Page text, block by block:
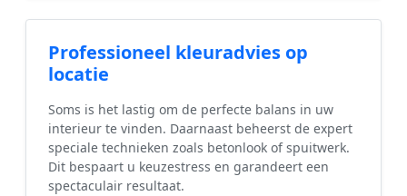
Professioneel kleuradvies op
locatie
Soms is het lastig om de perfecte balans in uw
interieur te vinden. Daarnaast beheerst de expert
speciale technieken zoals betonlook of spuitwerk.
Dit bespaart u keuzestress en garandeert een
spectaculair resultaat.